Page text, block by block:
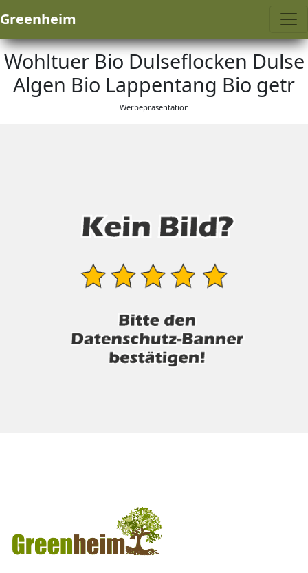
Greenheim
Wohltuer Bio Dulseflocken Dulse
Algen Bio Lappentang Bio getr
Werbepräsentation